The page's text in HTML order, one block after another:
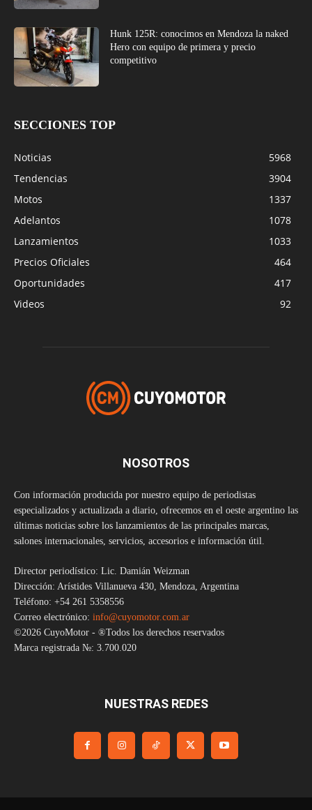
Hunk 125R: conocimos en Mendoza la naked
Hero con equipo de primera y precio
competitivo
SECCIONES TOP
Noticias
5968
Tendencias
3904
Motos
1337
Adelantos
1078
Lanzamientos
1033
Precios Oficiales
464
Oportunidades
417
Videos
92
NOSOTROS
Con información producida por nuestro equipo de periodistas
especializados y actualizada a diario, ofrecemos en el oeste argentino las
últimas noticias sobre los lanzamientos de las principales marcas,
salones internacionales, servicios, accesorios e información útil.
Director periodístico: Lic. Damián Weizman
Dirección: Arístides Villanueva 430, Mendoza, Argentina
Teléfono: +54 261 5358556
Correo electrónico: info@cuyomotor.com.ar
©2026 CuyoMotor - ®Todos los derechos reservados
Marca registrada №: 3.700.020
NUESTRAS REDES